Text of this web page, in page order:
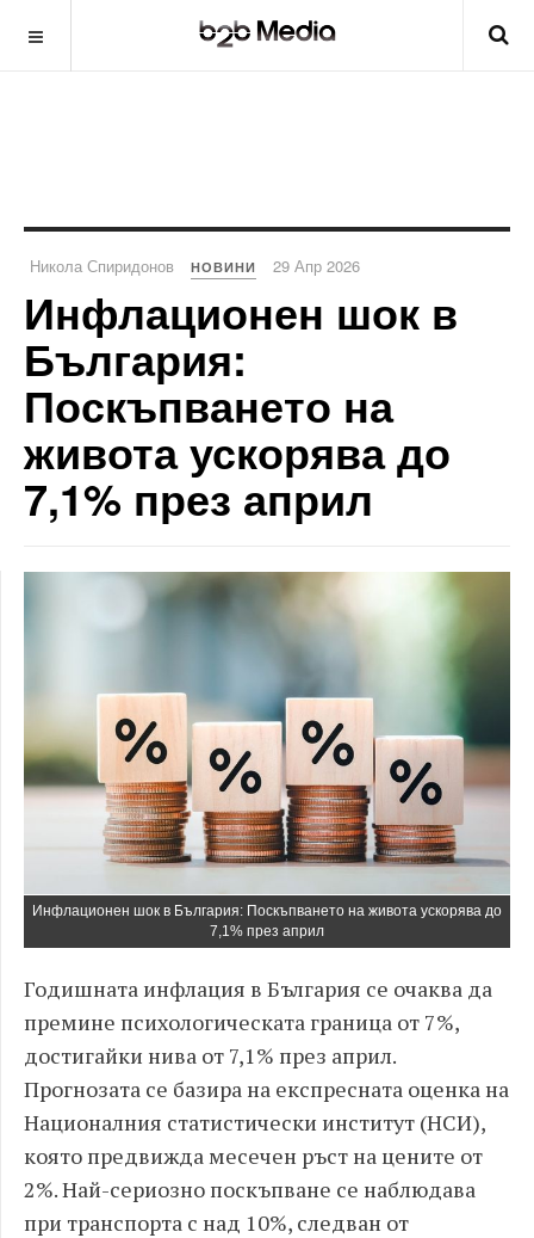
Никола Спиридонов НОВИНИ 29 Апр 2026
Инфлационен шок в
България:
Поскъпването на
живота ускорява до
7,1% през април
Инфлационен шок в България: Поскъпването на живота ускорява до
7,1% през април
Годишната инфлация в България се очаква да
премине психологическата граница от 7%,
достигайки нива от 7,1% през април.
Прогнозата се базира на експресната оценка на
Националния статистически институт (НСИ),
която предвижда месечен ръст на цените от
2%. Най-сериозно поскъпване се наблюдава
при транспорта с над 10%, следван от